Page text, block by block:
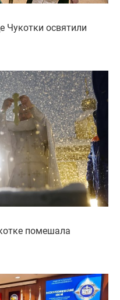
Чукотки освятили
помешала